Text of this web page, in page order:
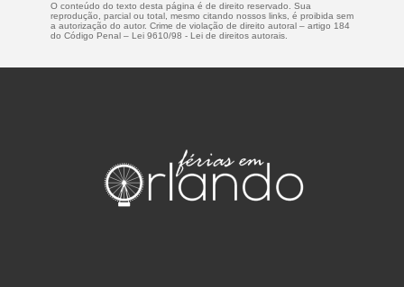
O conteúdo do texto desta página é de direito reservado. Sua
reprodução, parcial ou total, mesmo citando nossos links, é proibida sem
a autorização do autor. Crime de violação de direito autoral – artigo 184
do Código Penal – Lei 9610/98 - Lei de direitos autorais